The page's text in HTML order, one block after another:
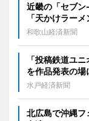
近畿の「セブ
「天かけラー
和歌山経済新聞
「投稿鉄道ユ
を作品発表の
水戸経済新聞
北広島で沖縄